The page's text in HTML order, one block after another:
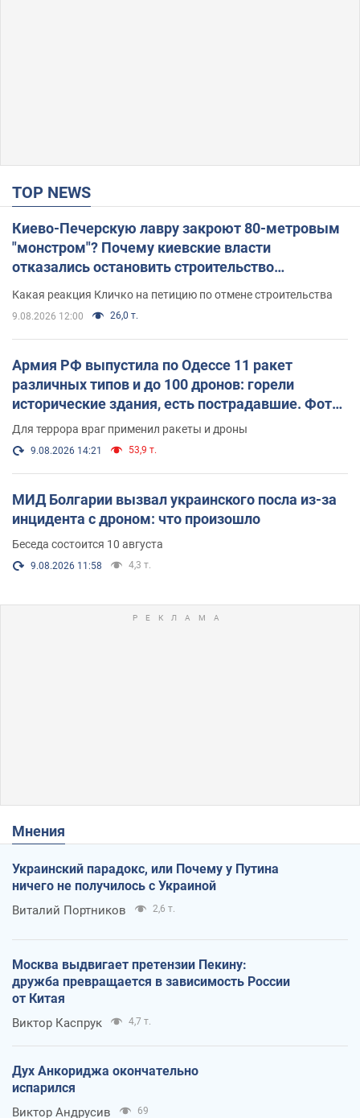
TOP NEWS
Киево-Печерскую лавру закроют 80-метровым
"монстром"? Почему киевские власти
отказались остановить строительство
Какая реакция Кличко на петицию по отмене строительства
9.08.2026 12:00 26,0 т.
Армия РФ выпустила по Одессе 11 ракет
различных типов и до 100 дронов: горели
исторические здания, есть пострадавшие. Фото
и видео
Для террора враг применил ракеты и дроны
9.08.2026 14:21 53,9 т.
МИД Болгарии вызвал украинского посла из-за
инцидента с дроном: что произошло
Беседа состоится 10 августа
9.08.2026 11:58 4,3 т.
Мнения
Украинский парадокс, или Почему у Путина
ничего не получилось с Украиной
Виталий Портников 2,6 т.
Москва выдвигает претензии Пекину:
дружба превращается в зависимость России
от Китая
Виктор Каспрук 4,7 т.
Дух Анкориджа окончательно
испарился
Виктор Андрусив 69